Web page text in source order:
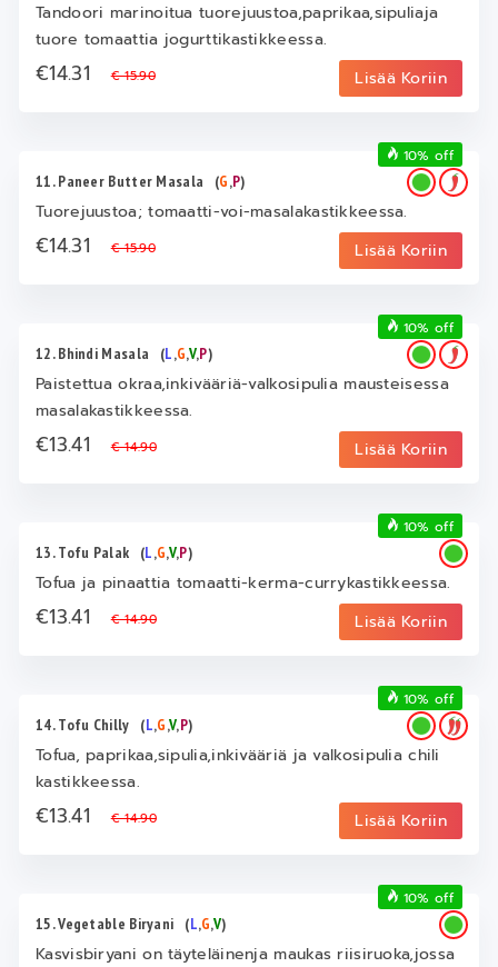
Tandoori marinoitua tuorejuustoa,paprikaa,sipuliaja
tuore tomaattia jogurttikastikkeessa.
€14.31€ 15.90 Lisää Koriin
11. Paneer Butter Masala (G,P)
Tuorejuustoa; tomaatti-voi-masalakastikkeessa.
€14.31€ 15.90 Lisää Koriin
10% off
12. Bhindi Masala (L,G,V,P)
Paistettua okraa,inkivääriä-valkosipulia mausteisessa
masalakastikkeessa.
€13.41€ 14.90 Lisää Koriin
10% off
13. Tofu Palak (L,G,V,P)
Tofua ja pinaattia tomaatti-kerma-currykastikkeessa.
€13.41€ 14.90 Lisää Koriin
10% off
14. Tofu Chilly (L,G,V,P)
Tofua, paprikaa,sipulia,inkivääriä ja valkosipulia chili
kastikkeessa.
€13.41€ 14.90 Lisää Koriin
10% off
15. Vegetable Biryani (L,G,V)
Kasvisbiryani on täyteläinenja maukas riisiruoka,jossa
10% off